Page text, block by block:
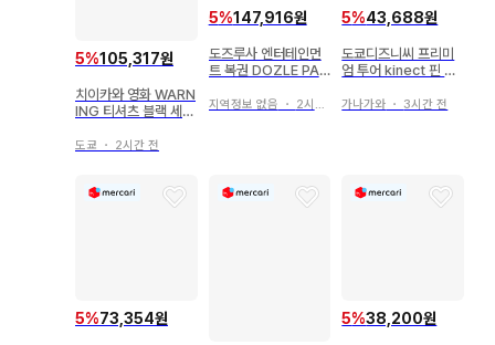
5%105,317원
치이카와 영화 WARN
ING 티셔츠 블랙 세이
도쿄 ・ 2시간 전
5%147,916원
도즈루사 엔터테인먼
트 복권 DOZLE PAR
지역정보 없음 ・ 2시간 전
5%43,688원
도쿄디즈니씨 프리미
엄 투어 kinect 핀 배
가나가와 ・ 3시간 전
5%73,354원 5%38,200원